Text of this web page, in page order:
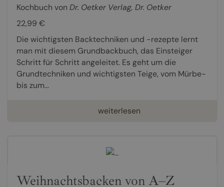
Kochbuch von Dr. Oetker Verlag, Dr. Oetker
22,99 €
Die wichtigsten Backtechniken und -rezepte lernt
man mit diesem Grundbackbuch, das Einsteiger
Schritt für Schritt angeleitet. Es geht um die
Grundtechniken und wichtigsten Teige, vom Mürbe-
bis zum...
weiterlesen
Weihnachtsbacken von A–Z